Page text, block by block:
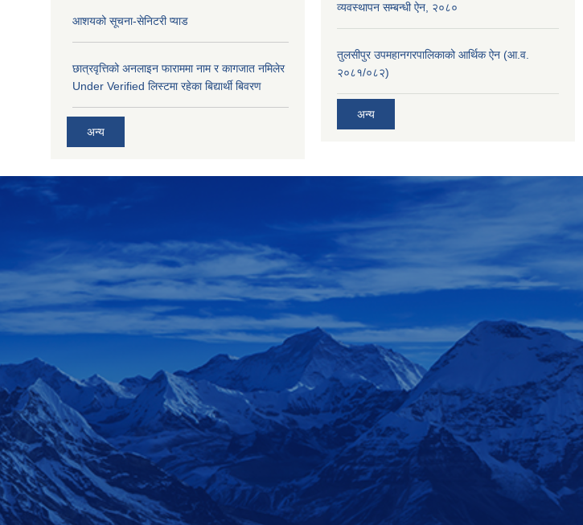
आशयको सूचना-सेनिटरी प्याड
छात्रवृत्तिको अनलाइन फाराममा नाम र कागजात नमिलेर
Under Verified लिस्टमा रहेका बिद्यार्थी बिवरण
अन्य
व्यवस्थापन सम्बन्धी ऐन, २०८०
तुलसीपुर उपमहानगरपालिकाको आर्थिक ऐन (आ.व.
२०८१/०८२)
अन्य